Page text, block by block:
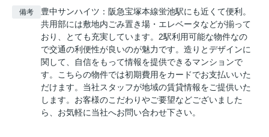
備考
豊中サンハイツ：阪急宝塚本線蛍池駅にも近くて便利。
共用部には敷地内ごみ置き場・エレベータなどが揃って
おり、とても充実しています。2駅利用可能な物件なの
で交通の利便性が良いのが魅力です。造りとデザインに
関して、自信をもって情報を提供できるマンションで
す。こちらの物件では初期費用をカードでお支払いいた
だけます。当社スタッフが地域の賃貸情報をご提供いた
します。お客様のこだわりやご要望などございました
ら、お気軽に当社へお問い合わせ下さい。